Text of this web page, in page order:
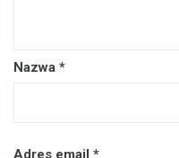
Nazwa *
Adres email *